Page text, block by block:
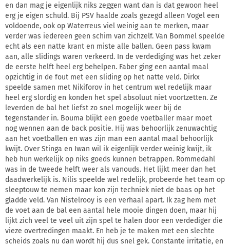
en dan mag je eigenlijk niks zeggen want dan is dat gewoon heel
erg je eigen schuld. Bij PSV haalde zoals gezegd alleen Vogel een
voldoende, ook op Waterreus viel weinig aan te merken, maar
verder was iedereen geen schim van zichzelf. Van Bommel speelde
echt als een natte krant en miste alle ballen. Geen pass kwam
aan, alle slidings waren verkeerd. In de verdediging was het zeker
de eerste helft heel erg behelpen. Faber ging een aantal maal
opzichtig in de fout met een sliding op het natte veld. Dirkx
speelde samen met Nikiforov in het centrum wel redelijk maar
heel erg slordig en konden het spel absoluut niet voortzetten. Ze
leverden de bal het liefst zo snel mogelijk weer bij de
tegenstander in. Bouma blijkt een goede voetballer maar moet
nog wennen aan de back positie. Hij was behoorlijk zenuwachtig
aan het voetballen en was zijn man een aantal maal behoorlijk
kwijt. Over Stinga en Iwan wil ik eigenlijk verder weinig kwijt, ik
heb hun werkelijk op niks goeds kunnen betrappen. Rommedahl
was in de tweede helft weer als vanouds. Het lijkt meer dan het
daadwerkelijk is. Nilis speelde wel redelijk, probeerde het team op
sleeptouw te nemen maar kon zijn techniek niet de baas op het
gladde veld. Van Nistelrooy is een verhaal apart. Ik zag hem met
de voet aan de bal een aantal hele mooie dingen doen, maar hij
lijkt zich veel te veel uit zijn spel te halen door een verdediger die
vieze overtredingen maakt. En heb je te maken met een slechte
scheids zoals nu dan wordt hij dus snel gek. Constante irritatie, en